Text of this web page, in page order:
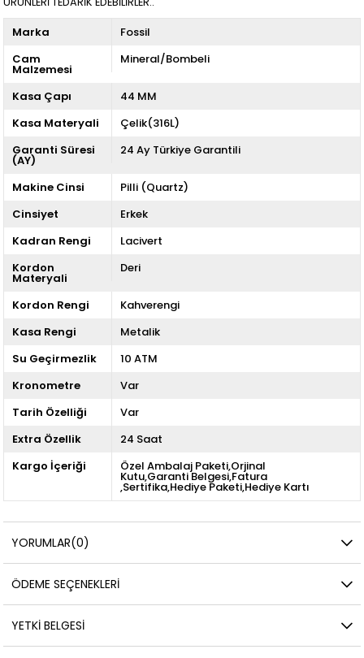
Marka
Fossil
Cam
Malzemesi
Mineral/Bombeli
Kasa Çapı
44 MM
Kasa Materyali
Çelik(316L)
Garanti Süresi
(AY)
24 Ay Türkiye Garantili
Makine Cinsi
Pilli (Quartz)
Cinsiyet
Erkek
Kadran Rengi
Lacivert
Kordon
Materyali
Deri
Kordon Rengi
Kahverengi
Kasa Rengi
Metalik
Su Geçirmezlik
10 ATM
Kronometre
Var
Tarih Özelliği
Var
Extra Özellik
24 Saat
Kargo İçeriği
Özel Ambalaj Paketi,Orjinal
Kutu,Garanti Belgesi,Fatura
,Sertifika,Hediye Paketi,Hediye Kartı
YORUMLAR(0)
ÖDEME SEÇENEKLERI
YETKİ BELGESİ